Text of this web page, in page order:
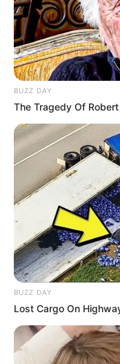
BUZZ DAY
The Tragedy Of
BUZZ DAY
Lost Cargo On